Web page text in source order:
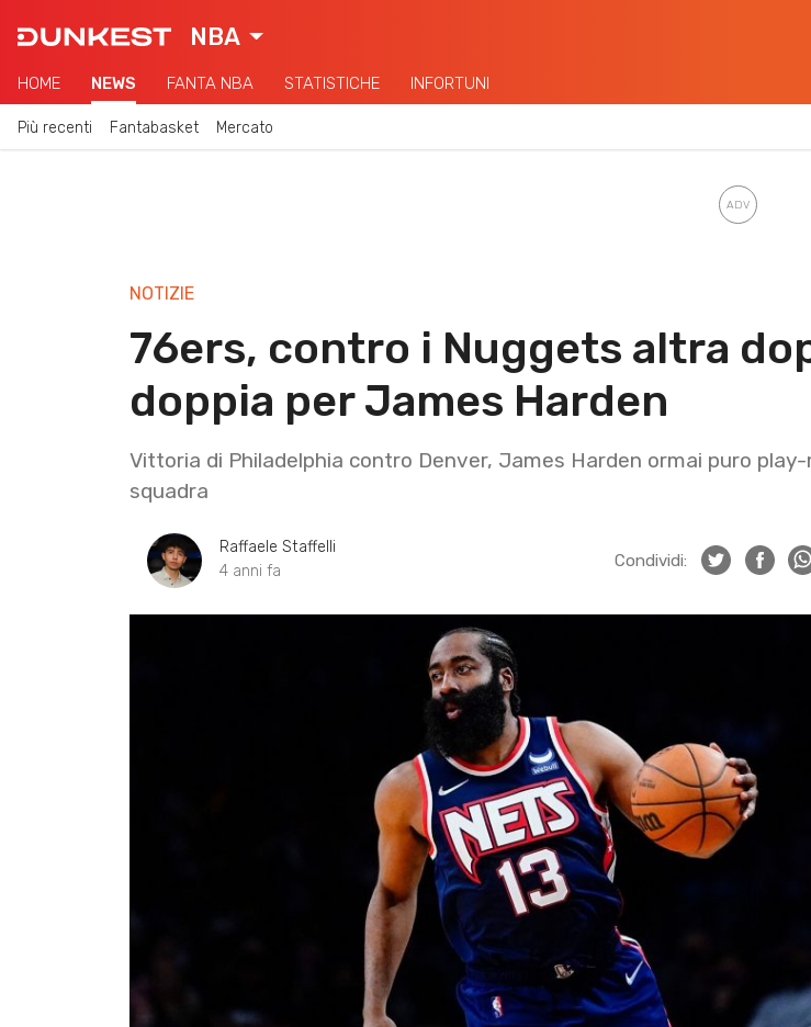
NBA
HOME NEWS FANTA NBA STATISTICHE INFORTUNI
Più recenti Fantabasket Mercato
NOTIZIE
76ers, contro i Nuggets altra
doppia per James Harden
Vittoria di Philadelphia contro Denver, James Harden ormai puro play-
squadra
Raffaele Staffelli
4 anni fa
Condividi: